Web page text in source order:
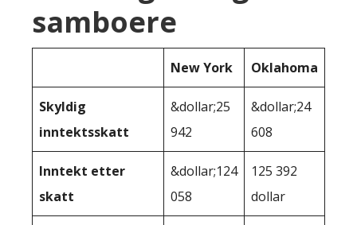
samboere
New York Oklahoma
Skyldig
inntektsskatt
&dollar;25
942
&dollar;24
608
Inntekt etter
skatt
&dollar;124
058
125 392
dollar